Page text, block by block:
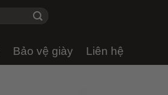
Bảo vệ giày Liên hệ